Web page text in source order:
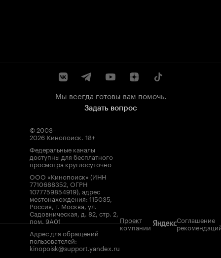
Мы всегда готовы вам помочь.
Задать вопрос
© 2003–
2026 Кинопоиск. 18+
Федеральные каналы
доступны для бесплатного
просмотра круглосуточно
ООО «Кинопоиск» (ИНН
7710688352, ОГРН
1077759854919), адрес
местонахождения: 115035,
Россия, г. Москва, ул.
Садовническая, д. 82, стр. 2,
пом. 9А01
Адрес для обращений
пользователей:
kinopoisk@support.yandex.ru
Проект
компании
Соглашение